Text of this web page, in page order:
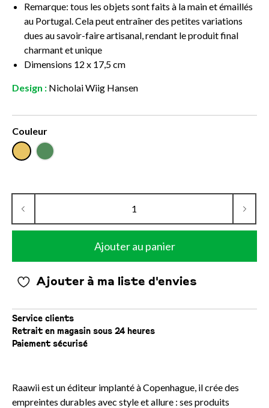
Remarque: tous les objets sont faits à la main et émaillés
au Portugal. Cela peut entraîner des petites variations
dues au savoir-faire artisanal, rendant le produit final
charmant et unique
Dimensions 12 x 17,5 cm
Design : Nicholai Wiig Hansen
Couleur
Ajouter au panier
Ajouter à ma liste d'envies
Service clients
Retrait en magasin sous 24 heures
Paiement sécurisé
Raawii est un éditeur implanté à Copenhague, il crée des
empreintes durables avec style et allure : ses produits